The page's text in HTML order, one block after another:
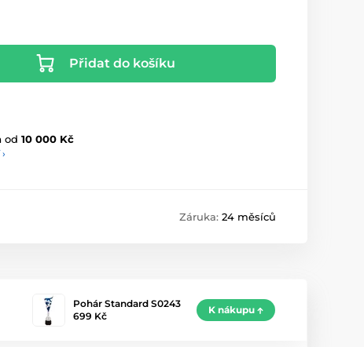
Přidat do košíku
od 10 000 Kč
Záruka: 24 měsíců
Pohár Standard S0243
699 Kč
K nákupu